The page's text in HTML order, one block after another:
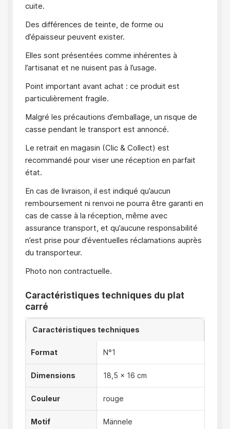
cuite.
Des différences de teinte, de forme ou
d’épaisseur peuvent exister.
Elles sont présentées comme inhérentes à
l’artisanat et ne nuisent pas à l’usage.
Point important avant achat : ce produit est
particulièrement fragile.
Malgré les précautions d’emballage, un risque de
casse pendant le transport est annoncé.
Le retrait en magasin (Clic & Collect) est
recommandé pour viser une réception en parfait
état.
En cas de livraison, il est indiqué qu’aucun
remboursement ni renvoi ne pourra être garanti en
cas de casse à la réception, même avec
assurance transport, et qu’aucune responsabilité
n’est prise pour d’éventuelles réclamations auprès
du transporteur.
Photo non contractuelle.
Caractéristiques techniques du plat
carré
Caractéristiques techniques
Format N°1
Dimensions 18,5 x 16 cm
Couleur rouge
Motif Männele